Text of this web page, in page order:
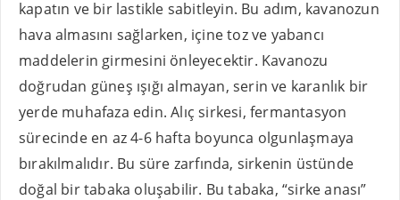
kapatın ve bir lastikle sabitleyin. Bu adım, kavanozun
hava almasını sağlarken, içine toz ve yabancı
maddelerin girmesini önleyecektir. Kavanozu
doğrudan güneş ışığı almayan, serin ve karanlık bir
yerde muhafaza edin. Alıç sirkesi, fermantasyon
sürecinde en az 4-6 hafta boyunca olgunlaşmaya
bırakılmalıdır. Bu süre zarfında, sirkenin üstünde
doğal bir tabaka oluşabilir. Bu tabaka, “sirke anası”